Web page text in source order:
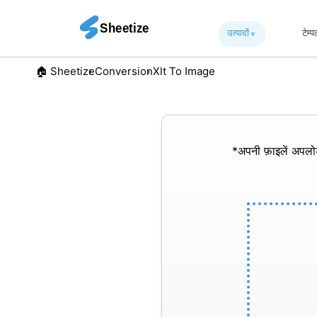
उत्पादों▾︎
🏠︎ SheetizeConversionXlt To Image
*अपनी फ़ाइलें